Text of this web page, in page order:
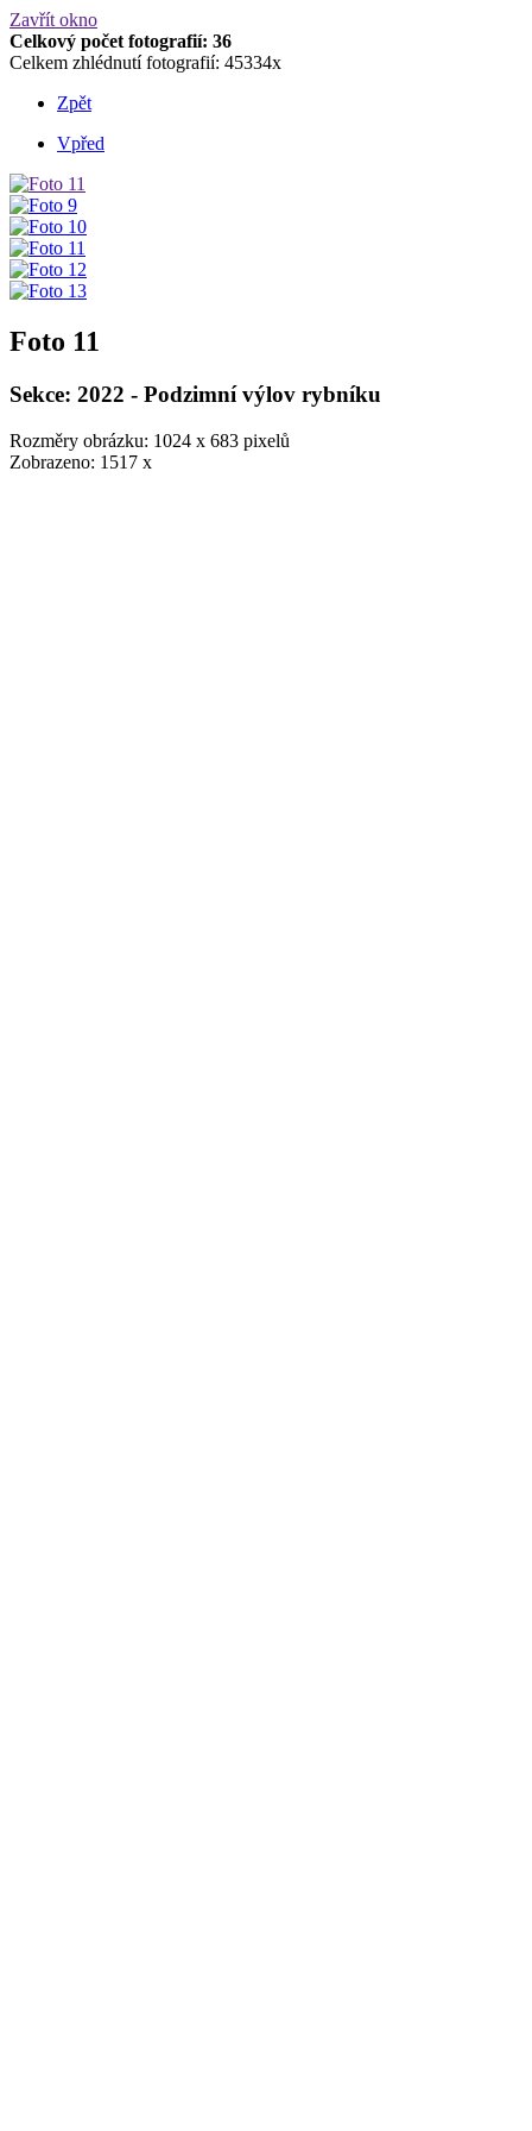
Zavřít okno
Celkový počet fotografií: 36
Celkem zhlédnutí fotografií: 45334x
Zpět
Vpřed
Foto 11
Sekce: 2022 - Podzimní výlov rybníku
Rozměry obrázku: 1024 x 683 pixelů
Zobrazeno: 1517 x